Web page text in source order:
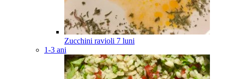
Zucchini ravioli 7 luni
1-3 ani